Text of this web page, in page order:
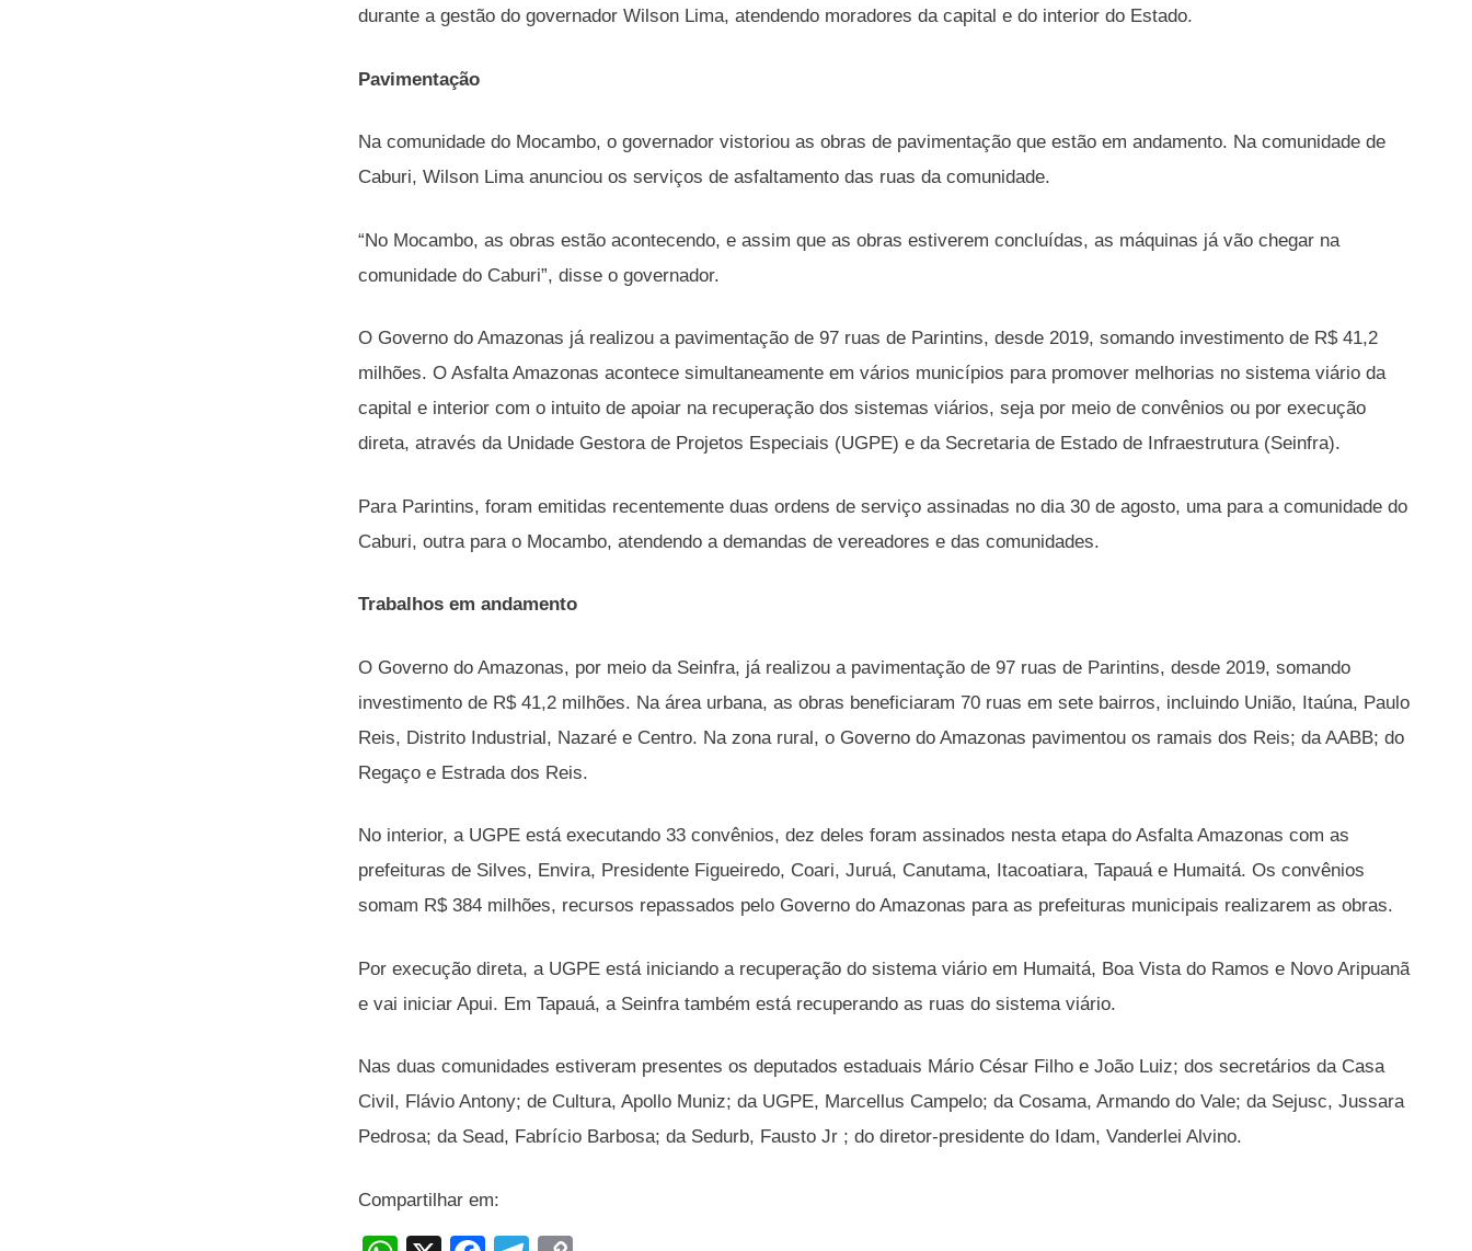
durante a gestão do governador Wilson Lima, atendendo moradores da capital e do interior do Estado.
Pavimentação
Na comunidade do Mocambo, o governador vistoriou as obras de pavimentação que estão em andamento. Na comunidade de
Caburi, Wilson Lima anunciou os serviços de asfaltamento das ruas da comunidade.
“No Mocambo, as obras estão acontecendo, e assim que as obras estiverem concluídas, as máquinas já vão chegar na
comunidade do Caburi”, disse o governador.
O Governo do Amazonas já realizou a pavimentação de 97 ruas de Parintins, desde 2019, somando investimento de R$ 41,2
milhões. O Asfalta Amazonas acontece simultaneamente em vários municípios para promover melhorias no sistema viário da
capital e interior com o intuito de apoiar na recuperação dos sistemas viários, seja por meio de convênios ou por execução
direta, através da Unidade Gestora de Projetos Especiais (UGPE) e da Secretaria de Estado de Infraestrutura (Seinfra).
Para Parintins, foram emitidas recentemente duas ordens de serviço assinadas no dia 30 de agosto, uma para a comunidade do
Caburi, outra para o Mocambo, atendendo a demandas de vereadores e das comunidades.
Trabalhos em andamento
O Governo do Amazonas, por meio da Seinfra, já realizou a pavimentação de 97 ruas de Parintins, desde 2019, somando
investimento de R$ 41,2 milhões. Na área urbana, as obras beneficiaram 70 ruas em sete bairros, incluindo União, Itaúna, Paulo
Reis, Distrito Industrial, Nazaré e Centro. Na zona rural, o Governo do Amazonas pavimentou os ramais dos Reis; da AABB; do
Regaço e Estrada dos Reis.
No interior, a UGPE está executando 33 convênios, dez deles foram assinados nesta etapa do Asfalta Amazonas com as
prefeituras de Silves, Envira, Presidente Figueiredo, Coari, Juruá, Canutama, Itacoatiara, Tapauá e Humaitá. Os convênios
somam R$ 384 milhões, recursos repassados pelo Governo do Amazonas para as prefeituras municipais realizarem as obras.
Por execução direta, a UGPE está iniciando a recuperação do sistema viário em Humaitá, Boa Vista do Ramos e Novo Aripuanã
e vai iniciar Apui. Em Tapauá, a Seinfra também está recuperando as ruas do sistema viário.
Nas duas comunidades estiveram presentes os deputados estaduais Mário César Filho e João Luiz; dos secretários da Casa
Civil, Flávio Antony; de Cultura, Apollo Muniz; da UGPE, Marcellus Campelo; da Cosama, Armando do Vale; da Sejusc, Jussara
Pedrosa; da Sead, Fabrício Barbosa; da Sedurb, Fausto Jr ; do diretor-presidente do Idam, Vanderlei Alvino.
Compartilhar em: